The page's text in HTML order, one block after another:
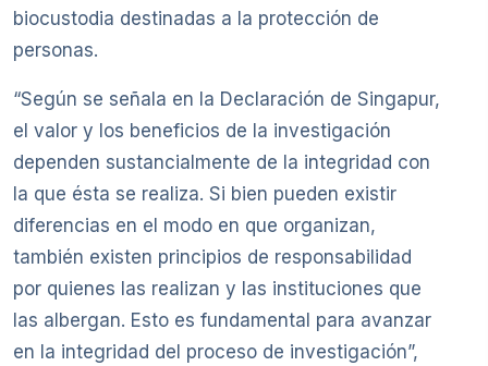
biocustodia destinadas a la protección de
personas.
“Según se señala en la Declaración de Singapur,
el valor y los beneficios de la investigación
dependen sustancialmente de la integridad con
la que ésta se realiza. Si bien pueden existir
diferencias en el modo en que organizan,
también existen principios de responsabilidad
por quienes las realizan y las instituciones que
las albergan. Esto es fundamental para avanzar
en la integridad del proceso de investigación”,